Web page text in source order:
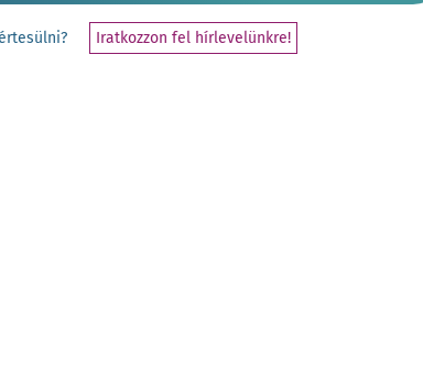
értesülni? Iratkozzon fel hírlevelünkre!